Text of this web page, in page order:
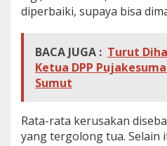
e
n
a
i
diperbaiki, supaya bisa
BACA JUGA : Turut
Ketua DPP
Sumut
Rata-rata kerusakan
yang tergolong tua. Selain